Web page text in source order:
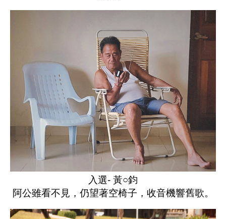
入選- 黃○鈞
阿公雖看不見，仍望著空椅子，收音機響舊歌。